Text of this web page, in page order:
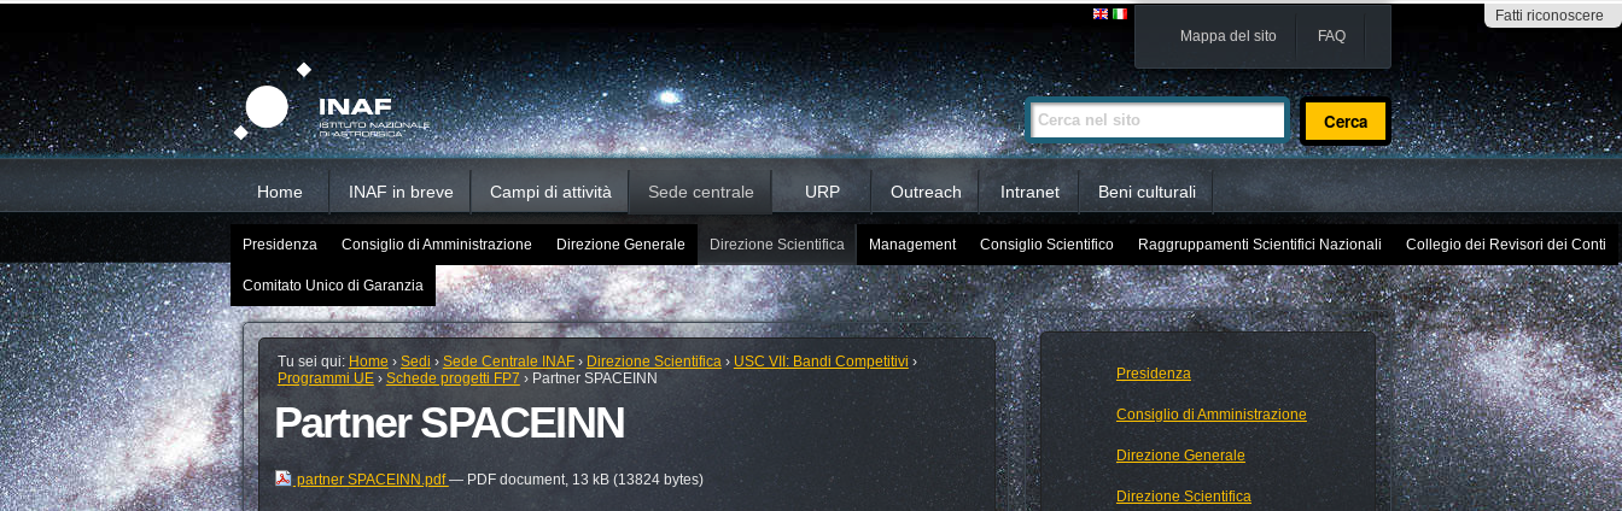
Fatti riconoscere
contenuti.
Salta
alla
navigazione
Mappa del sito FAQ
Cerca nel sito
Ricerca
avanzata…
Home INAF in breve Campi di attività Sede centrale URP Outreach Intranet Beni culturali
Presidenza Consiglio di Amministrazione Direzione Generale Direzione Scientifica Management Consiglio Scientifico Raggruppamenti Scientifici Nazionali Collegio dei Revisori dei Conti
Comitato Unico di Garanzia
Tu sei qui: Home › Sedi › Sede Centrale INAF › Direzione Scientifica › USC VII: Bandi Competitivi ›
Programmi UE › Schede progetti FP7 › Partner SPACEINN
Partner SPACEINN
partner SPACEINN.pdf— PDF document, 13 kB (13824 bytes)
Presidenza
Consiglio di Amministrazione
Direzione Generale
Direzione Scientifica